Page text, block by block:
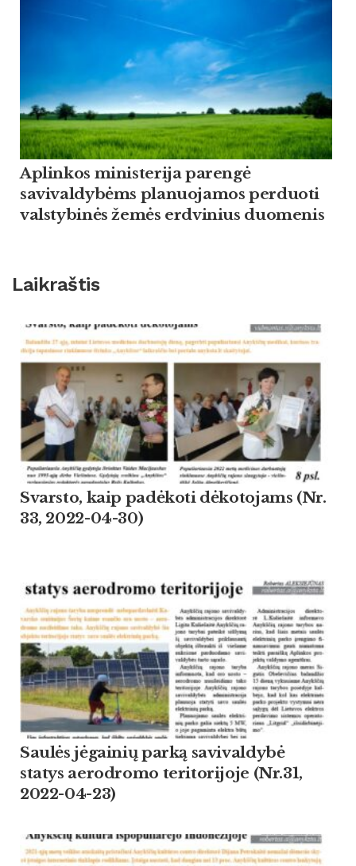
Aplinkos ministerija parengė
savivaldybėms planuojamos perduoti
valstybinės žemės erdvinius duomenis
Laikraštis
Svarsto, kaip padėkoti dėkotojams (Nr.
33, 2022-04-30)
Saulės jėgainių parką savivaldybė
statys aerodromo teritorijoje (Nr.31,
2022-04-23)